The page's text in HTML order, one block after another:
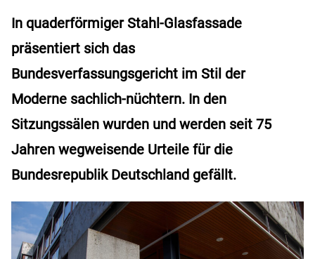
In quaderförmiger Stahl-Glasfassade
präsentiert sich das
Bundesverfassungsgericht im Stil der
Moderne sachlich-nüchtern. In den
Sitzungssälen wurden und werden seit 75
Jahren wegweisende Urteile für die
Bundesrepublik Deutschland gefällt.